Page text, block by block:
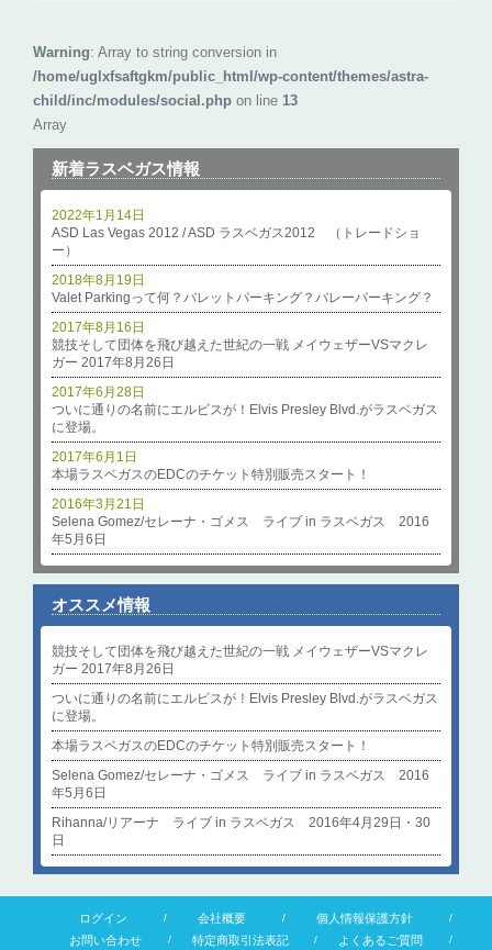
新着ラスベガス情報
ASD Las Vegas 2012 / ASD ラスベガス2012 （トレードショ
ー）
2022年1月14日
Valet Parkingって何？バレットパーキング？バレーパーキング？
2018年8月19日
競技そして団体を飛び越えた世紀の一戦 メイウェザーVSマクレ
ガー 2017年8月26日
2017年8月16日
ついに通りの名前にエルビスが！Elvis Presley Blvd.がラスベガス
に登場。
2017年6月28日
本場ラスベガスのEDCのチケット特別販売スタート！
2017年6月1日
Selena Gomez/セレーナ・ゴメス ライブ in ラスベガス 2016
年5月6日
2016年3月21日
オススメ情報
競技そして団体を飛び越えた世紀の一戦 メイウェザーVSマクレ
ガー 2017年8月26日
ついに通りの名前にエルビスが！Elvis Presley Blvd.がラスベガス
に登場。
本場ラスベガスのEDCのチケット特別販売スタート！
Selena Gomez/セレーナ・ゴメス ライブ in ラスベガス 2016
年5月6日
Rihanna/リアーナ ライブ in ラスベガス 2016年4月29日・30
日
Warning: Array to string conversion in
/home/uglxfsaftgkm/public_html/wp-content/themes/astra-
child/inc/modules/social.php on line 13
Array
ログイン 会社概要
個人情報保護方針
お問い合わせ
特定商取引法表記 よくあるご質問